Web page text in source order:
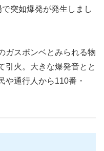
突如爆発が発生しまし
ガスボンベとみられる物
引火。大きな爆発音とと
や通行人から110番・